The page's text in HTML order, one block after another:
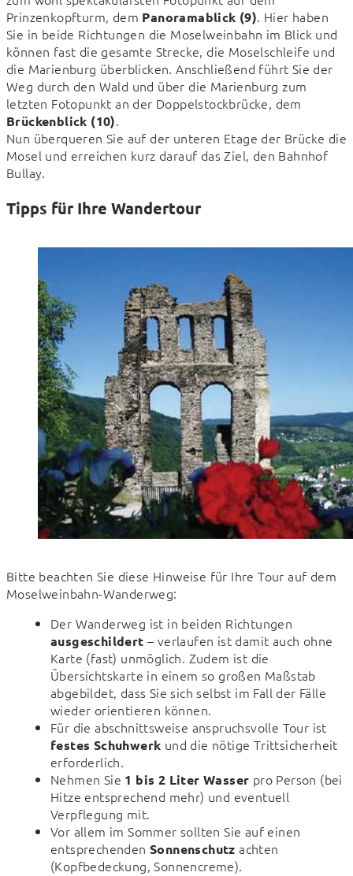
Prinzenkopfturm, dem Panoramablick (9). Hier haben
Sie in beide Richtungen die Moselweinbahn im Blick und
können fast die gesamte Strecke, die Moselschleife und
die Marienburg überblicken. Anschließend führt Sie der
Weg durch den Wald und über die Marienburg zum
Brückenblick (10).
Nun überqueren Sie auf der unteren Etage der Brücke die
Mosel und erreichen kurz darauf das Ziel, den Bahnhof
Bullay.
Tipps für Ihre Wandertour
Bitte beachten Sie diese Hinweise für Ihre Tour auf dem
Moselweinbahn-Wanderweg:
Der Wanderweg ist in beiden Richtungen
ausgeschildert – verlaufen ist damit auch ohne
Karte (fast) unmöglich. Zudem ist die
Übersichtskarte in einem so großen Maßstab
abgebildet, dass Sie sich selbst im Fall der Fälle
wieder orientieren können.
Für die abschnittsweise anspruchsvolle Tour ist
festes Schuhwerk und die nötige Trittsicherheit
erforderlich.
Nehmen Sie 1 bis 2 Liter Wasser pro Person (bei
Hitze entsprechend mehr) und eventuell
Verpflegung mit.
Vor allem im Sommer sollten Sie auf einen
entsprechendenSonnenschutz achten
(Kopfbedeckung, Sonnencreme).